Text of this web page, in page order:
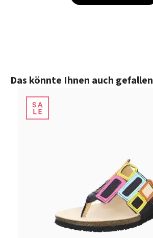
Produktgalerie überspringen
Das könnte Ihnen auch gefallen